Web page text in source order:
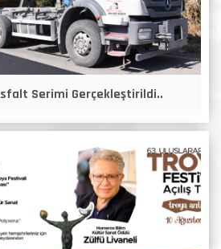
Serimi Gerçekleştirildi..